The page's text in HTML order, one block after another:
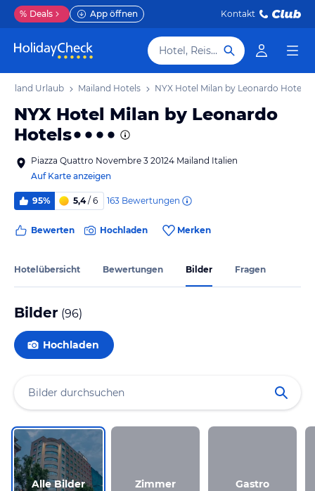
% Deals App öffnen Kontakt
Hotel, Reiseziel
Mailand Urlaub Mailand Hotels NYX Hotel Milan by Leonardo Hotels
NYX Hotel Milan by Leonardo
Hotels
Piazza Quattro Novembre 3 20124 Mailand Italien
Auf Karte anzeigen
95% 5,4/ 6 163 Bewertungen
Bewerten Hochladen Merken
Hotelübersicht Bewertungen Bilder Fragen
Bilder (96)
Hochladen
Alle Bilder Zimmer Gastro